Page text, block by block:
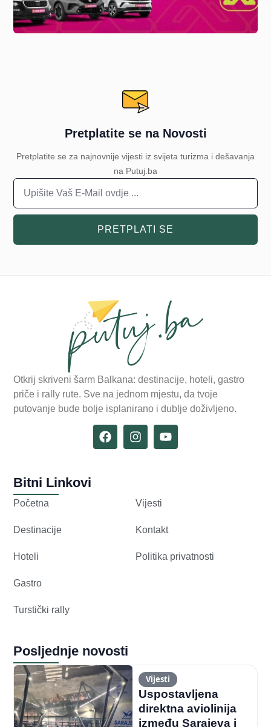
Pretplatite se na Novosti
Pretplatite se za najnovnije vijesti iz svijeta turizma i dešavanja
na Putuj.ba
PRETPLATI SE
Otkrij skriveni šarm Balkana: destinacije, hoteli, gastro
priče i rally rute. Sve na jednom mjestu, da tvoje
putovanje bude bolje isplanirano i dublje doživljeno.
Bitni Linkovi
Početna
Destinacije
Hoteli
Gastro
Turstički rally
Vijesti
Kontakt
Politika privatnosti
Posljednje novosti
Vijesti
Uspostavljena
direktna aviolinija
između Sarajeva i